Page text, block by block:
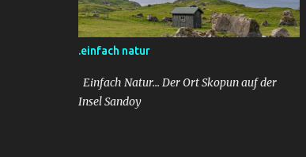
.einfach natur
Einfach Natur... Der Ort Skopun auf der
Insel Sandoy